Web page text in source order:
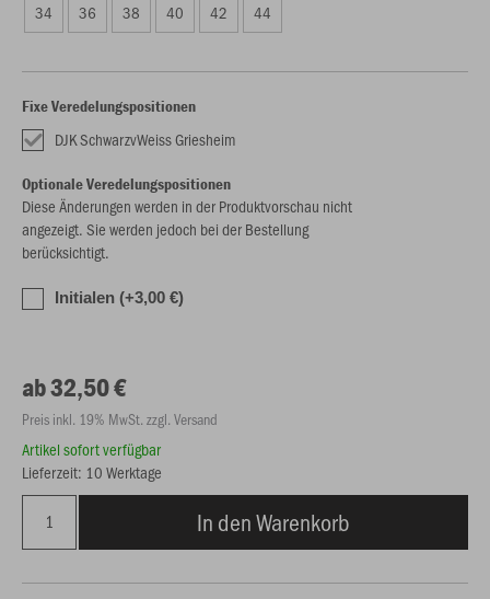
34 36 38 40 42 44
Fixe Veredelungspositionen
DJK SchwarzvWeiss Griesheim
Optionale Veredelungspositionen
Diese Änderungen werden in der Produktvorschau nicht
angezeigt. Sie werden jedoch bei der Bestellung
berücksichtigt.
Initialen (+3,00 €)
ab 32,50 €
Preis inkl. 19% MwSt. zzgl. Versand
Artikel sofort verfügbar
Lieferzeit: 10 Werktage
In den Warenkorb